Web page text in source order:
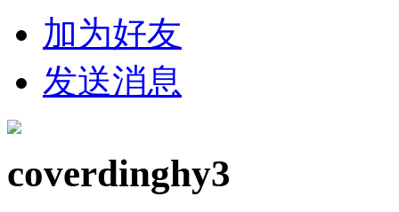
加为好友
发送消息
coverdinghy3